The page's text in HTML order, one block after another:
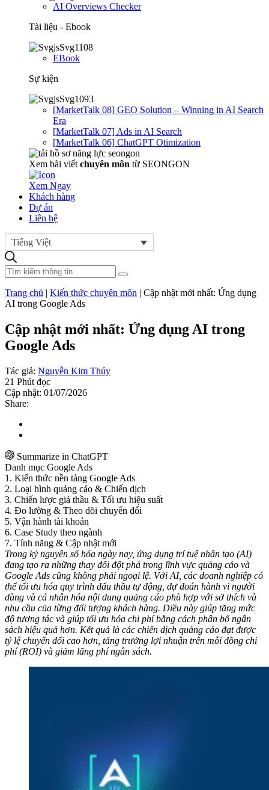
AI Overviews Checker
Tài liệu - Ebook
EBook
Sự kiện
[MarketTalk 08] GEO Solution – Winning in AI Search
Era
[MarketTalk 07] Ads in AI Search
[MarketTalk 06] ChatGPT Otimization
Xem bài viết chuyên môn từ SEONGON
Xem Ngay
Khách hàng
Dự án
Liên hệ
Tiếng Việt
Trang chủ | Kiến thức chuyên môn | Cập nhật mới nhất: Ứng dụng
AI trong Google Ads
Cập nhật mới nhất: Ứng dụng AI trong
Google Ads
Tác giả: Nguyễn Kim Thúy
21 Phút đọc
Cập nhật: 01/07/2026
Share:
Summarize in ChatGPT
Danh mục Google Ads
1. Kiến thức nền tảng Google Ads
2. Loại hình quảng cáo & Chiến dịch
3. Chiến lược giá thầu & Tối ưu hiệu suất
4. Đo lường & Theo dõi chuyển đổi
5. Vận hành tài khoản
6. Case Study theo ngành
7. Tính năng & Cập nhật mới
Trong kỷ nguyên số hóa ngày nay, ứng dụng trí tuệ nhân tạo (AI)
đang tạo ra những thay đổi đột phá trong lĩnh vực quảng cáo và
Google Ads cũng không phải ngoại lệ. Với AI, các doanh nghiệp có
thể tối ưu hóa quy trình đấu thầu tự động, dự đoán hành vi người
dùng và cá nhân hóa nội dung quảng cáo phù hợp với sở thích và
nhu cầu của từng đối tượng khách hàng. Điều này giúp tăng mức
độ tương tác và giúp tối ưu hóa chi phí bằng cách phân bổ ngân
sách hiệu quả hơn. Kết quả là các chiến dịch quảng cáo đạt được
tỷ lệ chuyển đổi cao hơn, tăng trưởng lợi nhuận trên mỗi đồng chi
phí (ROI) và giảm lãng phí ngân sách.